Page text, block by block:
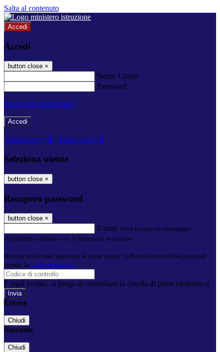
Salta al contenuto
Accedi
Accedi
button close ×
Nome Utente
Password
Password dimenticata?
-
Entra con SPID Entra con CIE
Seleziona utente
button close ×
Recupero password
button close ×
E-mail Verrà inviato un messaggio
all'indirizzo indicato con le istruzioni necessarie.
Non hai una e-mail associata al nome utente? Effettua il reset della password
tramite la Login Spaggiari
E-mail inviata, si prega di controllare la casella di posta elettronica!
Errore
Chiudi
Successo
Chiudi